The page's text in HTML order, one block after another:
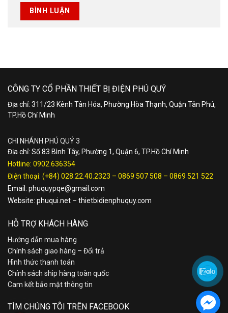
CÔNG TY CỔ PHẦN THIẾT BỊ ĐIỆN PHÚ QUÝ
Địa chỉ: 311/23 Kênh Tân Hóa, Phường Hòa Thạnh, Quận Tân Phú,
TP.Hồ Chí Minh
CHI NHÁNH PHÚ QUÝ 3
Địa chỉ: Số 83 Bình Tây, Phường 1, Quận 6, TP.Hồ Chí Minh
Hotline: 0902.636354
Điện thoại: (+84) 028.22.40.2323 – 0869 507 508 – 0869 521 522
Email: phuquypqe@gmail.com
Website: phuqui.net – thietbidienphuquy.com
HỖ TRỢ KHÁCH HÀNG
Hướng dẫn mua hàng
Chính sách giao hàng – Đổi trả
Hình thức thanh toán
Chính sách ship hàng toàn quốc
Cam kết bảo mật thông tin
TÌM CHÚNG TÔI TRÊN FACEBOOK